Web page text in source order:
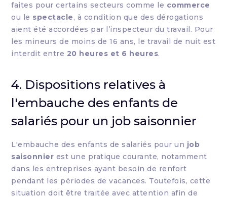
faites pour certains secteurs comme le commerce
ou le spectacle, à condition que des dérogations
aient été accordées par l’inspecteur du travail. Pour
les mineurs de moins de 16 ans, le travail de nuit est
interdit entre 20 heures et 6 heures.
4. Dispositions relatives à
l'embauche des enfants de
salariés pour un job saisonnier
L'embauche des enfants de salariés pour un job
saisonnier est une pratique courante, notamment
dans les entreprises ayant besoin de renfort
pendant les périodes de vacances. Toutefois, cette
situation doit être traitée avec attention afin de